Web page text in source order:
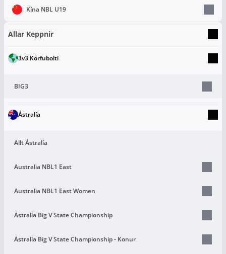
Kína NBL U19
Allar Keppnir
3v3 Körfubolti
BIG3
Ástralía
Allt Ástralía
Australia NBL1 East
Australia NBL1 East Women
Ástralía Big V State Championship
Ástralía Big V State Championship - Konur